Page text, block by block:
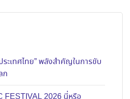
ะเทศไทย” พลังสำคัญในการขับ
ก
FESTIVAL 2026 นี่หรือ